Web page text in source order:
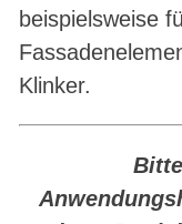
beispielsweise
Klinker.